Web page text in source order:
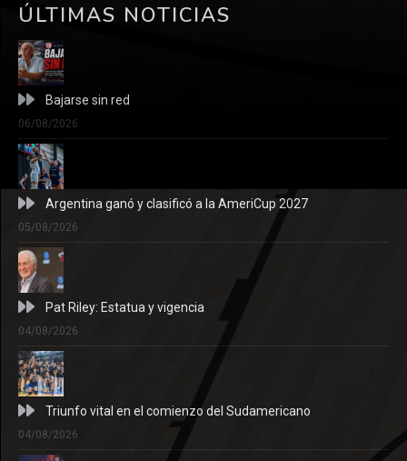
ÚLTIMAS NOTICIAS
Bajarse sin red
06/08/2026
Argentina ganó y clasificó a la AmeriCup 2027
05/08/2026
Pat Riley: Estatua y vigencia
04/08/2026
Triunfo vital en el comienzo del Sudamericano
04/08/2026